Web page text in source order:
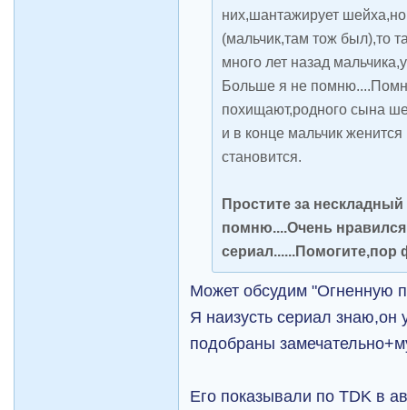
них,шантажирует шейха,но
(мальчик,там тож был),то
много лет назад
Больше я не
похищают,родного сына
и в конце мальчик
становится.
Простите за
помню....Очень нравился
сериал......Помогите,пор
Может обсудим "Огненную
Я наизусть сериал знаю,он
подобраны
Его показывали по TDK в